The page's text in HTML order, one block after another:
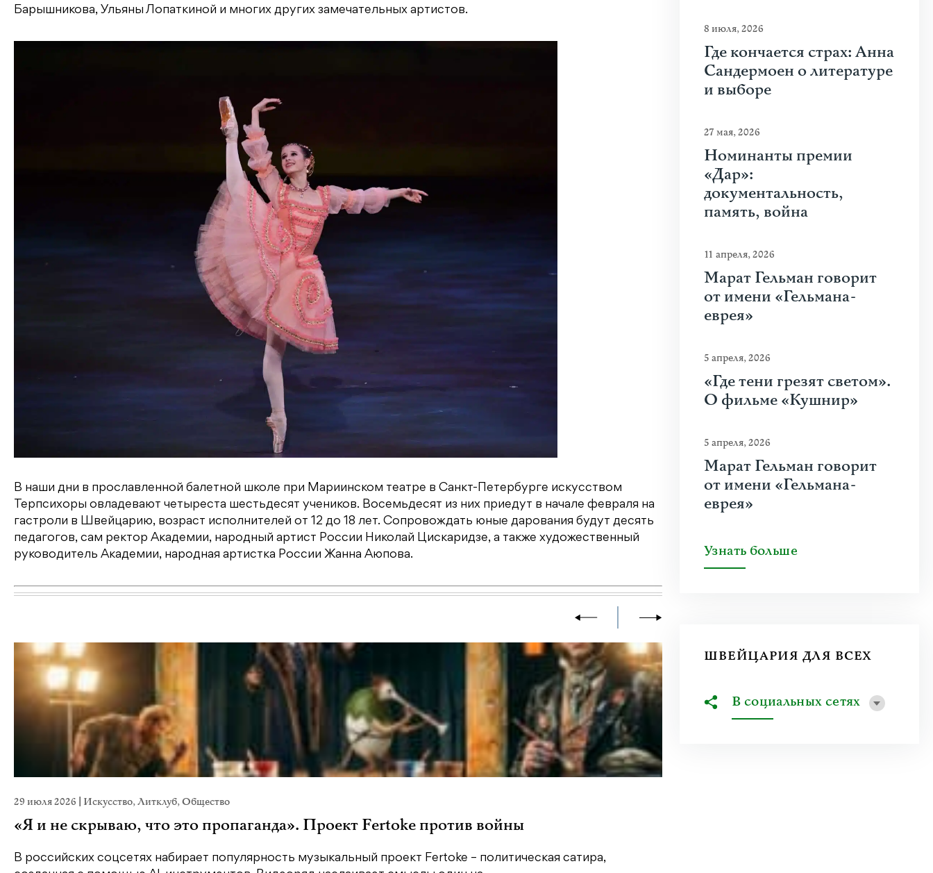
Барышникова, Ульяны Лопаткиной и многих других замечательных артистов.
В наши дни в прославленной балетной школе при Мариинском театре в Санкт-Петербурге искусством
Терпсихоры овладевают четыреста шестьдесят учеников. Восемьдесят из них приедут в начале февраля на
гастроли в Швейцарию, возраст исполнителей от 12 до 18 лет. Сопровождать юные дарования будут десять
педагогов, сам ректор Академии, народный артист России Николай Цискаридзе, а также художественный
руководитель Академии, народная артистка России Жанна Аюпова.
29 июля 2026 Искусство,Литклуб,Общество
«Я и не скрываю, что это пропаганда». Проект Fertoke против войны
В российских соцсетях набирает популярность музыкальный проект Fertoke – политическая сатира,
8 июля, 2026
Где кончается страх: Анна
Сандермоен о литературе
и выборе
27 мая, 2026
Номинанты премии
«Дар»:
документальность,
память, война
11 апреля, 2026
Марат Гельман говорит
от имени «Гельмана-
еврея»
5 апреля, 2026
«Где тени грезят светом».
О фильме «Кушнир»
5 апреля, 2026
Марат Гельман говорит
от имени «Гельмана-
еврея»
Узнать больше
ШВЕЙЦАРИЯ ДЛЯ ВСЕХ
В социальных сетях